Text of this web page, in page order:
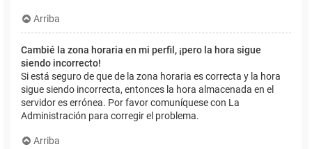
Arriba
Cambié la zona horaria en mi perfil, ¡pero la hora sigue
siendo incorrecto!
Si está seguro de que de la zona horaria es correcta y la hora
sigue siendo incorrecta, entonces la hora almacenada en el
servidor es errónea. Por favor comuníquese con La
Administración para corregir el problema.
Arriba